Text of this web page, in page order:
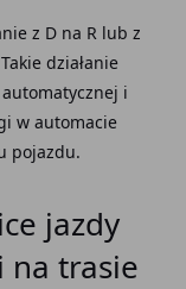
z D na R lub z
działanie
i
w automacie
pojazdu.
jazdy
na trasie